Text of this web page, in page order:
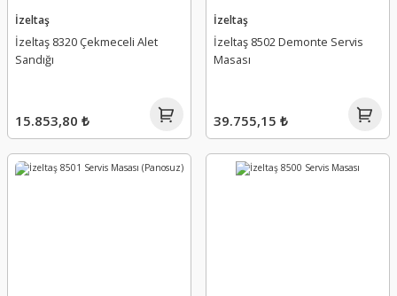
İzeltaş
İzeltaş 8320 Çekmeceli Alet
Sandığı
15.853,80 ₺
İzeltaş
İzeltaş 8502 Demonte Servis
Masası
39.755,15 ₺